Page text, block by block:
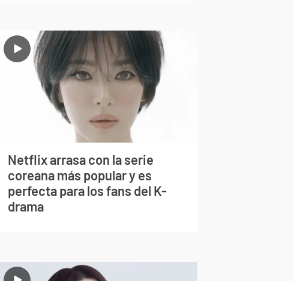
Netflix arrasa con la serie
coreana más popular y es
perfecta para los fans del K-
drama